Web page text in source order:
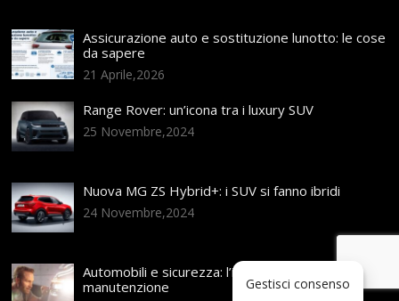
Assicurazione auto e sostituzione lunotto: le cose
da sapere
21 Aprile,2026
Range Rover: un’icona tra i luxury SUV
25 Novembre,2024
Nuova MG ZS Hybrid+: i SUV si fanno ibridi
24 Novembre,2024
Automobili e sicurezza: l’importanza della
manutenzione
Gestisci consenso